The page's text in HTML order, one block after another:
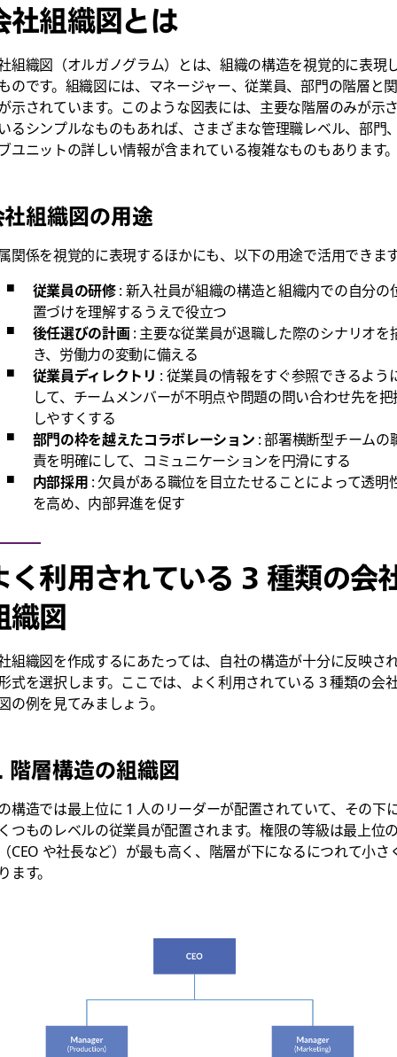
社組織図とは
組織図（オルガノグラム）とは、組織の構造を視覚的に表現
のです。組織図には、マネージャー、従業員、部門の階層と
示されています。このような図表には、主要な階層のみが示
るシンプルなものもあれば、さまざまな管理職レベル、部門、
ユニットの詳しい情報が含まれている複雑なものもあります。
組織図の用途
関係を視覚的に表現するほかにも、以下の用途で活用できます
従業員の研修: 新入社員が組織の構造と組織内での自分の
置づけを理解するうえで役立つ
後任選びの計画: 主要な従業員が退職した際のシナリオを
き、労働力の変動に備える
従業員ディレクトリ : 従業員の情報をすぐ参照できるよう
して、チームメンバーが不明点や問題の問い合わせ先を把
しやすくする
部門の枠を越えたコラボレーション : 部署横断型チームの
責を明確にして、コミュニケーションを円滑にする
内部採用 : 欠員がある職位を目立たせることによって透明
を高め、内部昇進を促す
く利用されている 3 種類の会
織図
組織図を作成するにあたっては、自社の構造が十分に反映さ
式を選択します。ここでは、よく利用されている 3 種類の会
の例を見てみましょう。
階層構造の組織図
構造では最上位に 1 人のリーダーが配置されていて、その下
つものレベルの従業員が配置されます。権限の等級は最上位
CEO や社長など）が最も高く、階層が下になるにつれて小さ
ます。